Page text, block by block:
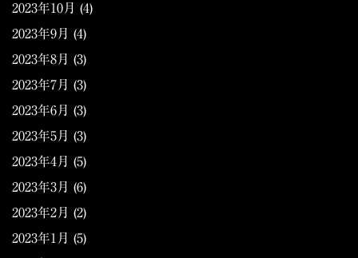
2023年10月 (4)
2023年9月 (4)
2023年8月 (3)
2023年7月 (3)
2023年6月 (3)
2023年5月 (3)
2023年4月 (5)
2023年3月 (6)
2023年2月 (2)
2023年1月 (5)